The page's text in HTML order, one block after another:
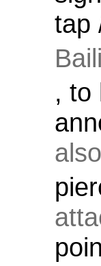
tap
, to
also